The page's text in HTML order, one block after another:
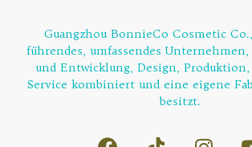
Guangzhou BonnieCo Cosmetic
führendes, umfassendes Unternehmen,
und Entwicklung, Design,
Service kombiniert und eine eigene
besitzt.